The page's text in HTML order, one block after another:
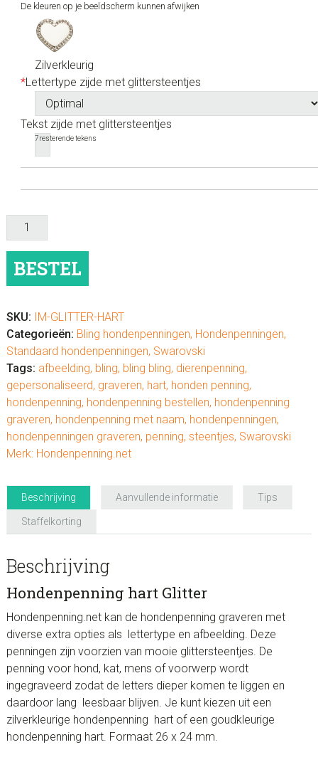
De kleuren op je beeldscherm kunnen afwijken
Zilverkleurig
*Lettertype zijde met glittersteentjes
Tekst zijde met glittersteentjes
7resterende tekens
Hondenpenning
hart
glittersteentjes
aantal
BESTEL
SKU: IM-GLITTER-HART
Categorieën: Bling hondenpenningen, Hondenpenningen,
Standaard hondenpenningen, Swarovski
Tags: afbeelding, bling, bling bling, dierenpenning,
gepersonaliseerd, graveren, hart, honden penning,
hondenpenning, hondenpenning bestellen, hondenpenning
graveren, hondenpenning met naam, hondenpenningen,
hondenpenningen graveren, penning, steentjes, Swarovski
Merk: Hondenpenning.net
Beschrijving Aanvullende informatie Tips
Staffelkorting
Beschrijving
Hondenpenning hart Glitter
Hondenpenning.net kan de hondenpenning graveren met
diverse extra opties als lettertype en afbeelding. Deze
penningen zijn voorzien van mooie glittersteentjes. De
penning voor hond, kat, mens of voorwerp wordt
ingegraveerd zodat de letters dieper komen te liggen en
daardoor lang leesbaar blijven. Je kunt kiezen uit een
zilverkleurige hondenpenning hart of een goudkleurige
hondenpenning hart. Formaat 26 x 24 mm.